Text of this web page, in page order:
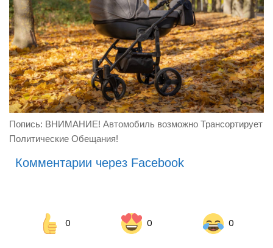
Попись: ВНИМАНИЕ! Автомобиль возможно Трансортирует
Политические Обещания!
Комментарии через Facebook
0 0 0